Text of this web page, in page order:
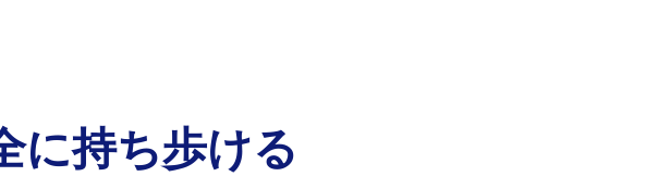
に持ち歩ける